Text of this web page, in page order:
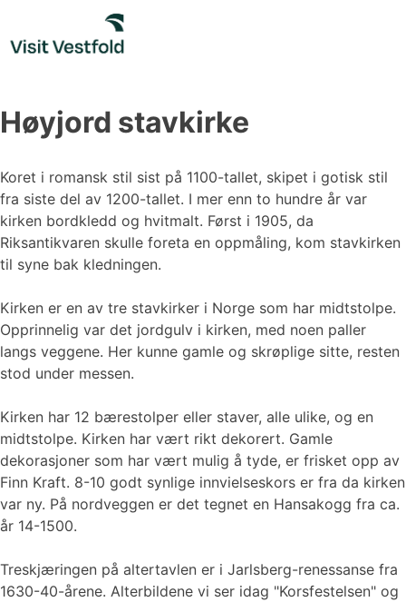
content
Høyjord stavkirke
Koret i romansk stil sist på 1100-tallet, skipet i gotisk stil
fra siste del av 1200-tallet. I mer enn to hundre år var
kirken bordkledd og hvitmalt. Først i 1905, da
Riksantikvaren skulle foreta en oppmåling, kom stavkirken
til syne bak kledningen.
Kirken er en av tre stavkirker i Norge som har midtstolpe.
Opprinnelig var det jordgulv i kirken, med noen paller
langs veggene. Her kunne gamle og skrøplige sitte, resten
stod under messen.
Kirken har 12 bærestolper eller staver, alle ulike, og en
midtstolpe. Kirken har vært rikt dekorert. Gamle
dekorasjoner som har vært mulig å tyde, er frisket opp av
Finn Kraft. 8-10 godt synlige innvielseskors er fra da kirken
var ny. På nordveggen er det tegnet en Hansakogg fra ca.
år 14-1500.
Treskjæringen på altertavlen er i Jarlsberg-renessanse fra
1630-40-årene. Alterbildene vi ser idag "Korsfestelsen" og